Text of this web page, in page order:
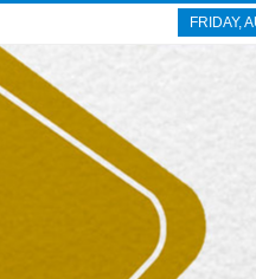
FRIDAY,